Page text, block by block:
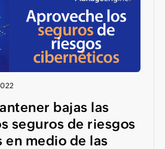
bajas las
seguros de riesgos
medio de las